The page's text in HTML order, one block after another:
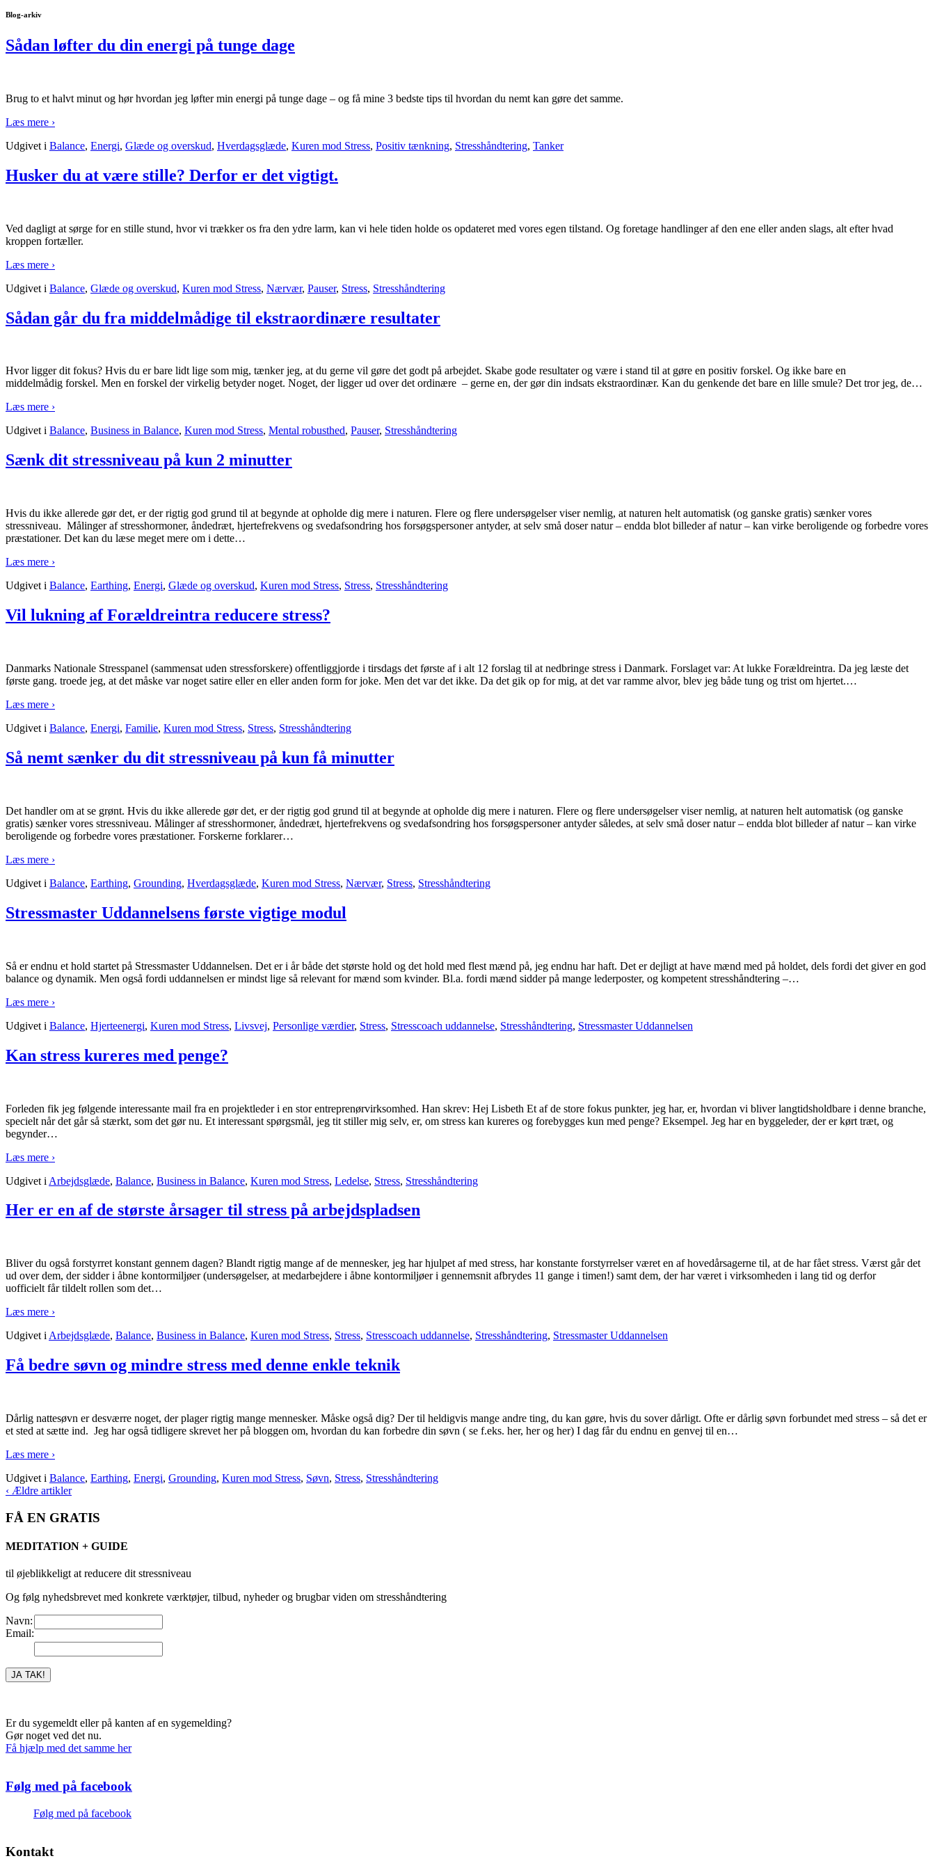
Blog-arkiv
Sådan løfter du din energi på tunge dage
Brug to et halvt minut og hør hvordan jeg løfter min energi på tunge dage – og få mine 3 bedste tips til hvordan du nemt kan gøre det samme.
Læs mere ›
Udgivet i Balance, Energi, Glæde og overskud, Hverdagsglæde, Kuren mod Stress, Positiv tænkning, Stresshåndtering, Tanker
Husker du at være stille? Derfor er det vigtigt.
Ved dagligt at sørge for en stille stund, hvor vi trækker os fra den ydre larm, kan vi hele tiden holde os opdateret med vores egen tilstand. Og foretage handlinger af den ene eller anden slags, alt efter hvad
kroppen fortæller.
Læs mere ›
Udgivet i Balance, Glæde og overskud, Kuren mod Stress, Nærvær, Pauser, Stress, Stresshåndtering
Sådan går du fra middelmådige til ekstraordinære resultater
Hvor ligger dit fokus? Hvis du er bare lidt lige som mig, tænker jeg, at du gerne vil gøre det godt på arbejdet. Skabe gode resultater og være i stand til at gøre en positiv forskel. Og ikke bare en
middelmådig forskel. Men en forskel der virkelig betyder noget. Noget, der ligger ud over det ordinære – gerne en, der gør din indsats ekstraordinær. Kan du genkende det bare en lille smule? Det tror jeg, de…
Læs mere ›
Udgivet i Balance, Business in Balance, Kuren mod Stress, Mental robusthed, Pauser, Stresshåndtering
Sænk dit stressniveau på kun 2 minutter
Hvis du ikke allerede gør det, er der rigtig god grund til at begynde at opholde dig mere i naturen. Flere og flere undersøgelser viser nemlig, at naturen helt automatisk (og ganske gratis) sænker vores
stressniveau. Målinger af stresshormoner, åndedræt, hjertefrekvens og svedafsondring hos forsøgspersoner antyder, at selv små doser natur – endda blot billeder af natur – kan virke beroligende og forbedre vores
præstationer. Det kan du læse meget mere om i dette…
Læs mere ›
Udgivet i Balance, Earthing, Energi, Glæde og overskud, Kuren mod Stress, Stress, Stresshåndtering
Vil lukning af Forældreintra reducere stress?
Danmarks Nationale Stresspanel (sammensat uden stressforskere) offentliggjorde i tirsdags det første af i alt 12 forslag til at nedbringe stress i Danmark. Forslaget var: At lukke Forældreintra. Da jeg læste det
første gang. troede jeg, at det måske var noget satire eller en eller anden form for joke. Men det var det ikke. Da det gik op for mig, at det var ramme alvor, blev jeg både tung og trist om hjertet.…
Læs mere ›
Udgivet i Balance, Energi, Familie, Kuren mod Stress, Stress, Stresshåndtering
Så nemt sænker du dit stressniveau på kun få minutter
Det handler om at se grønt. Hvis du ikke allerede gør det, er der rigtig god grund til at begynde at opholde dig mere i naturen. Flere og flere undersøgelser viser nemlig, at naturen helt automatisk (og ganske
gratis) sænker vores stressniveau. Målinger af stresshormoner, åndedræt, hjertefrekvens og svedafsondring hos forsøgspersoner antyder således, at selv små doser natur – endda blot billeder af natur – kan virke
beroligende og forbedre vores præstationer. Forskerne forklarer…
Læs mere ›
Udgivet i Balance, Earthing, Grounding, Hverdagsglæde, Kuren mod Stress, Nærvær, Stress, Stresshåndtering
Stressmaster Uddannelsens første vigtige modul
Så er endnu et hold startet på Stressmaster Uddannelsen. Det er i år både det største hold og det hold med flest mænd på, jeg endnu har haft. Det er dejligt at have mænd med på holdet, dels fordi det giver en god
balance og dynamik. Men også fordi uddannelsen er mindst lige så relevant for mænd som kvinder. Bl.a. fordi mænd sidder på mange lederposter, og kompetent stresshåndtering –…
Læs mere ›
Udgivet i Balance, Hjerteenergi, Kuren mod Stress, Livsvej, Personlige værdier, Stress, Stresscoach uddannelse, Stresshåndtering, Stressmaster Uddannelsen
Kan stress kureres med penge?
Forleden fik jeg følgende interessante mail fra en projektleder i en stor entreprenørvirksomhed. Han skrev: Hej Lisbeth Et af de store fokus punkter, jeg har, er, hvordan vi bliver langtidsholdbare i denne branche,
specielt når det går så stærkt, som det gør nu. Et interessant spørgsmål, jeg tit stiller mig selv, er, om stress kan kureres og forebygges kun med penge? Eksempel. Jeg har en byggeleder, der er kørt træt, og
begynder…
Læs mere ›
Udgivet i Arbejdsglæde, Balance, Business in Balance, Kuren mod Stress, Ledelse, Stress, Stresshåndtering
Her er en af de største årsager til stress på arbejdspladsen
Bliver du også forstyrret konstant gennem dagen? Blandt rigtig mange af de mennesker, jeg har hjulpet af med stress, har konstante forstyrrelser været en af hovedårsagerne til, at de har fået stress. Værst går det
ud over dem, der sidder i åbne kontormiljøer (undersøgelser, at medarbejdere i åbne kontormiljøer i gennemsnit afbrydes 11 gange i timen!) samt dem, der har været i virksomheden i lang tid og derfor
uofficielt får tildelt rollen som det…
Læs mere ›
Udgivet i Arbejdsglæde, Balance, Business in Balance, Kuren mod Stress, Stress, Stresscoach uddannelse, Stresshåndtering, Stressmaster Uddannelsen
Få bedre søvn og mindre stress med denne enkle teknik
Dårlig nattesøvn er desværre noget, der plager rigtig mange mennesker. Måske også dig? Der til heldigvis mange andre ting, du kan gøre, hvis du sover dårligt. Ofte er dårlig søvn forbundet med stress – så det er
et sted at sætte ind. Jeg har også tidligere skrevet her på bloggen om, hvordan du kan forbedre din søvn ( se f.eks. her, her og her) I dag får du endnu en genvej til en…
Læs mere ›
Udgivet i Balance, Earthing, Energi, Grounding, Kuren mod Stress, Søvn, Stress, Stresshåndtering
‹ Ældre artikler
FÅ EN GRATIS
MEDITATION + GUIDE
til øjeblikkeligt at reducere dit stressniveau
Og følg nyhedsbrevet med konkrete værktøjer, tilbud, nyheder og brugbar viden om stresshåndtering
Navn:
Email:
Er du sygemeldt eller på kanten af en sygemelding?
Gør noget ved det nu.
Få hjælp med det samme her
Følg med på facebook
Følg med på facebook
Kontakt